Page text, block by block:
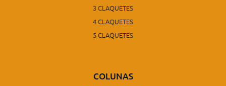
3 CLAQUETES
4 CLAQUETES
5 CLAQUETES
COLUNAS